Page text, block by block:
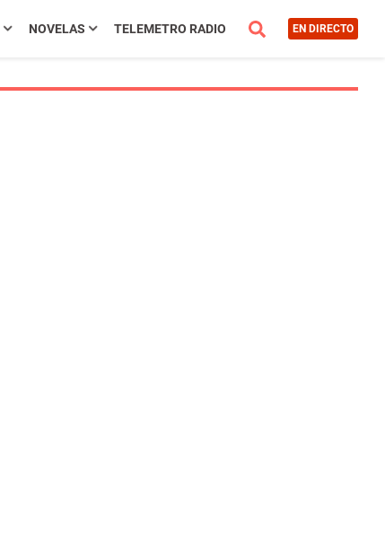
NOVELAS TELEMETRO RADIO EN DIRECTO